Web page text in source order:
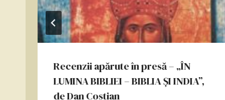
Recenzii apărute în presă – „ÎN
LUMINA BIBLIEI – BIBLIA ŞI INDIA”,
de Dan Costian